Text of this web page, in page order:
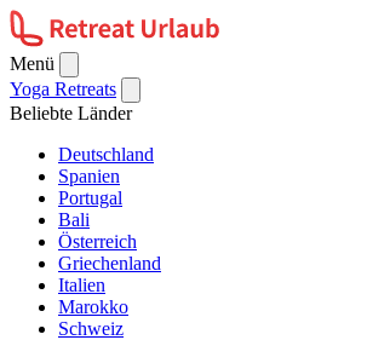
Menü
Yoga Retreats
Beliebte Länder
Deutschland
Spanien
Portugal
Bali
Österreich
Griechenland
Italien
Marokko
Schweiz